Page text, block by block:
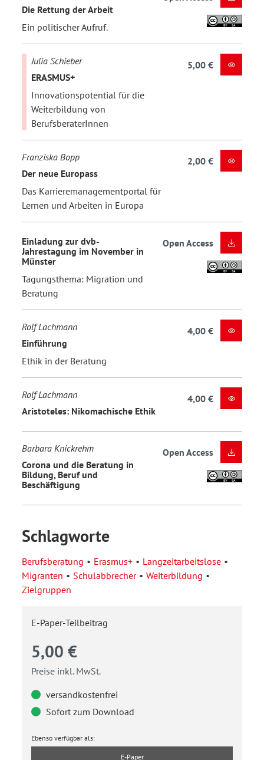
Die Rettung der Arbeit
Ein politischer Aufruf.
Julia Schieber
ERASMUS+
Innovationspotential für die
Weiterbildung von
BerufsberaterInnen
5,00 €
Franziska Bopp
Der neue Europass
Das Karrieremanagementportal für
Lernen und Arbeiten in Europa
2,00 €
Einladung zur dvb-
Jahrestagung im November in
Münster
Tagungsthema: Migration und
Beratung
Open Access
Rolf Lachmann
Einführung
Ethik in der Beratung
4,00 €
Rolf Lachmann
Aristoteles: Nikomachische Ethik
4,00 €
Barbara Knickrehm
Corona und die Beratung in
Bildung, Beruf und
Beschäftigung
Open Access
Schlagworte
Berufsberatung Erasmus+
Langzeitarbeitslose
Migranten
Schulabbrecher
Weiterbildung
Zielgruppen
E-Paper-Teilbeitrag
5,00 €
Preise inkl. MwSt.
versandkostenfrei
Sofort zum Download
Ebenso verfügbar als:
E-Paper